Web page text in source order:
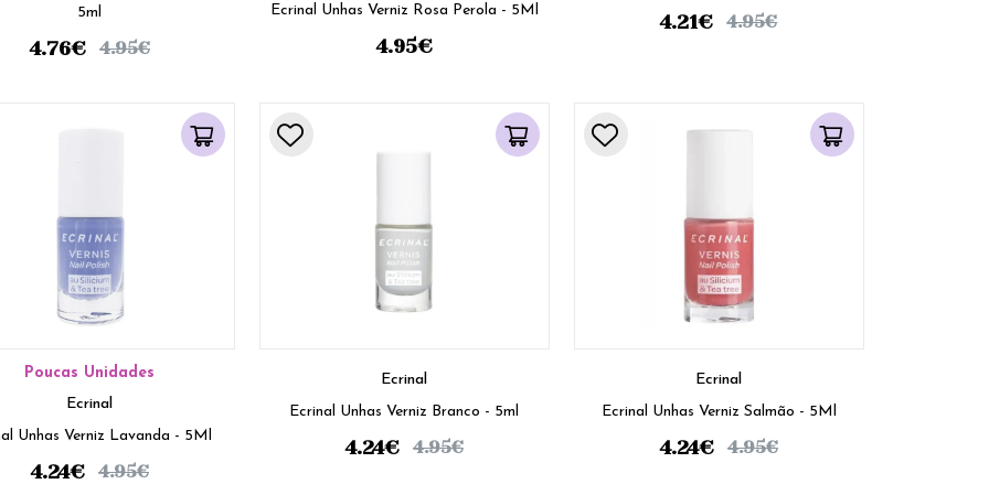
5ml
4.76€ 4.95€
Ecrinal Unhas Verniz Rosa Perola - 5Ml
4.95€
4.21€ 4.95€
Poucas Unidades
Ecrinal
Unhas Verniz Lavanda - 5Ml
4.24€ 4.95€
Ecrinal
Ecrinal Unhas Verniz Branco - 5ml
4.24€ 4.95€
Ecrinal
Ecrinal Unhas Verniz Salmão - 5Ml
4.24€ 4.95€